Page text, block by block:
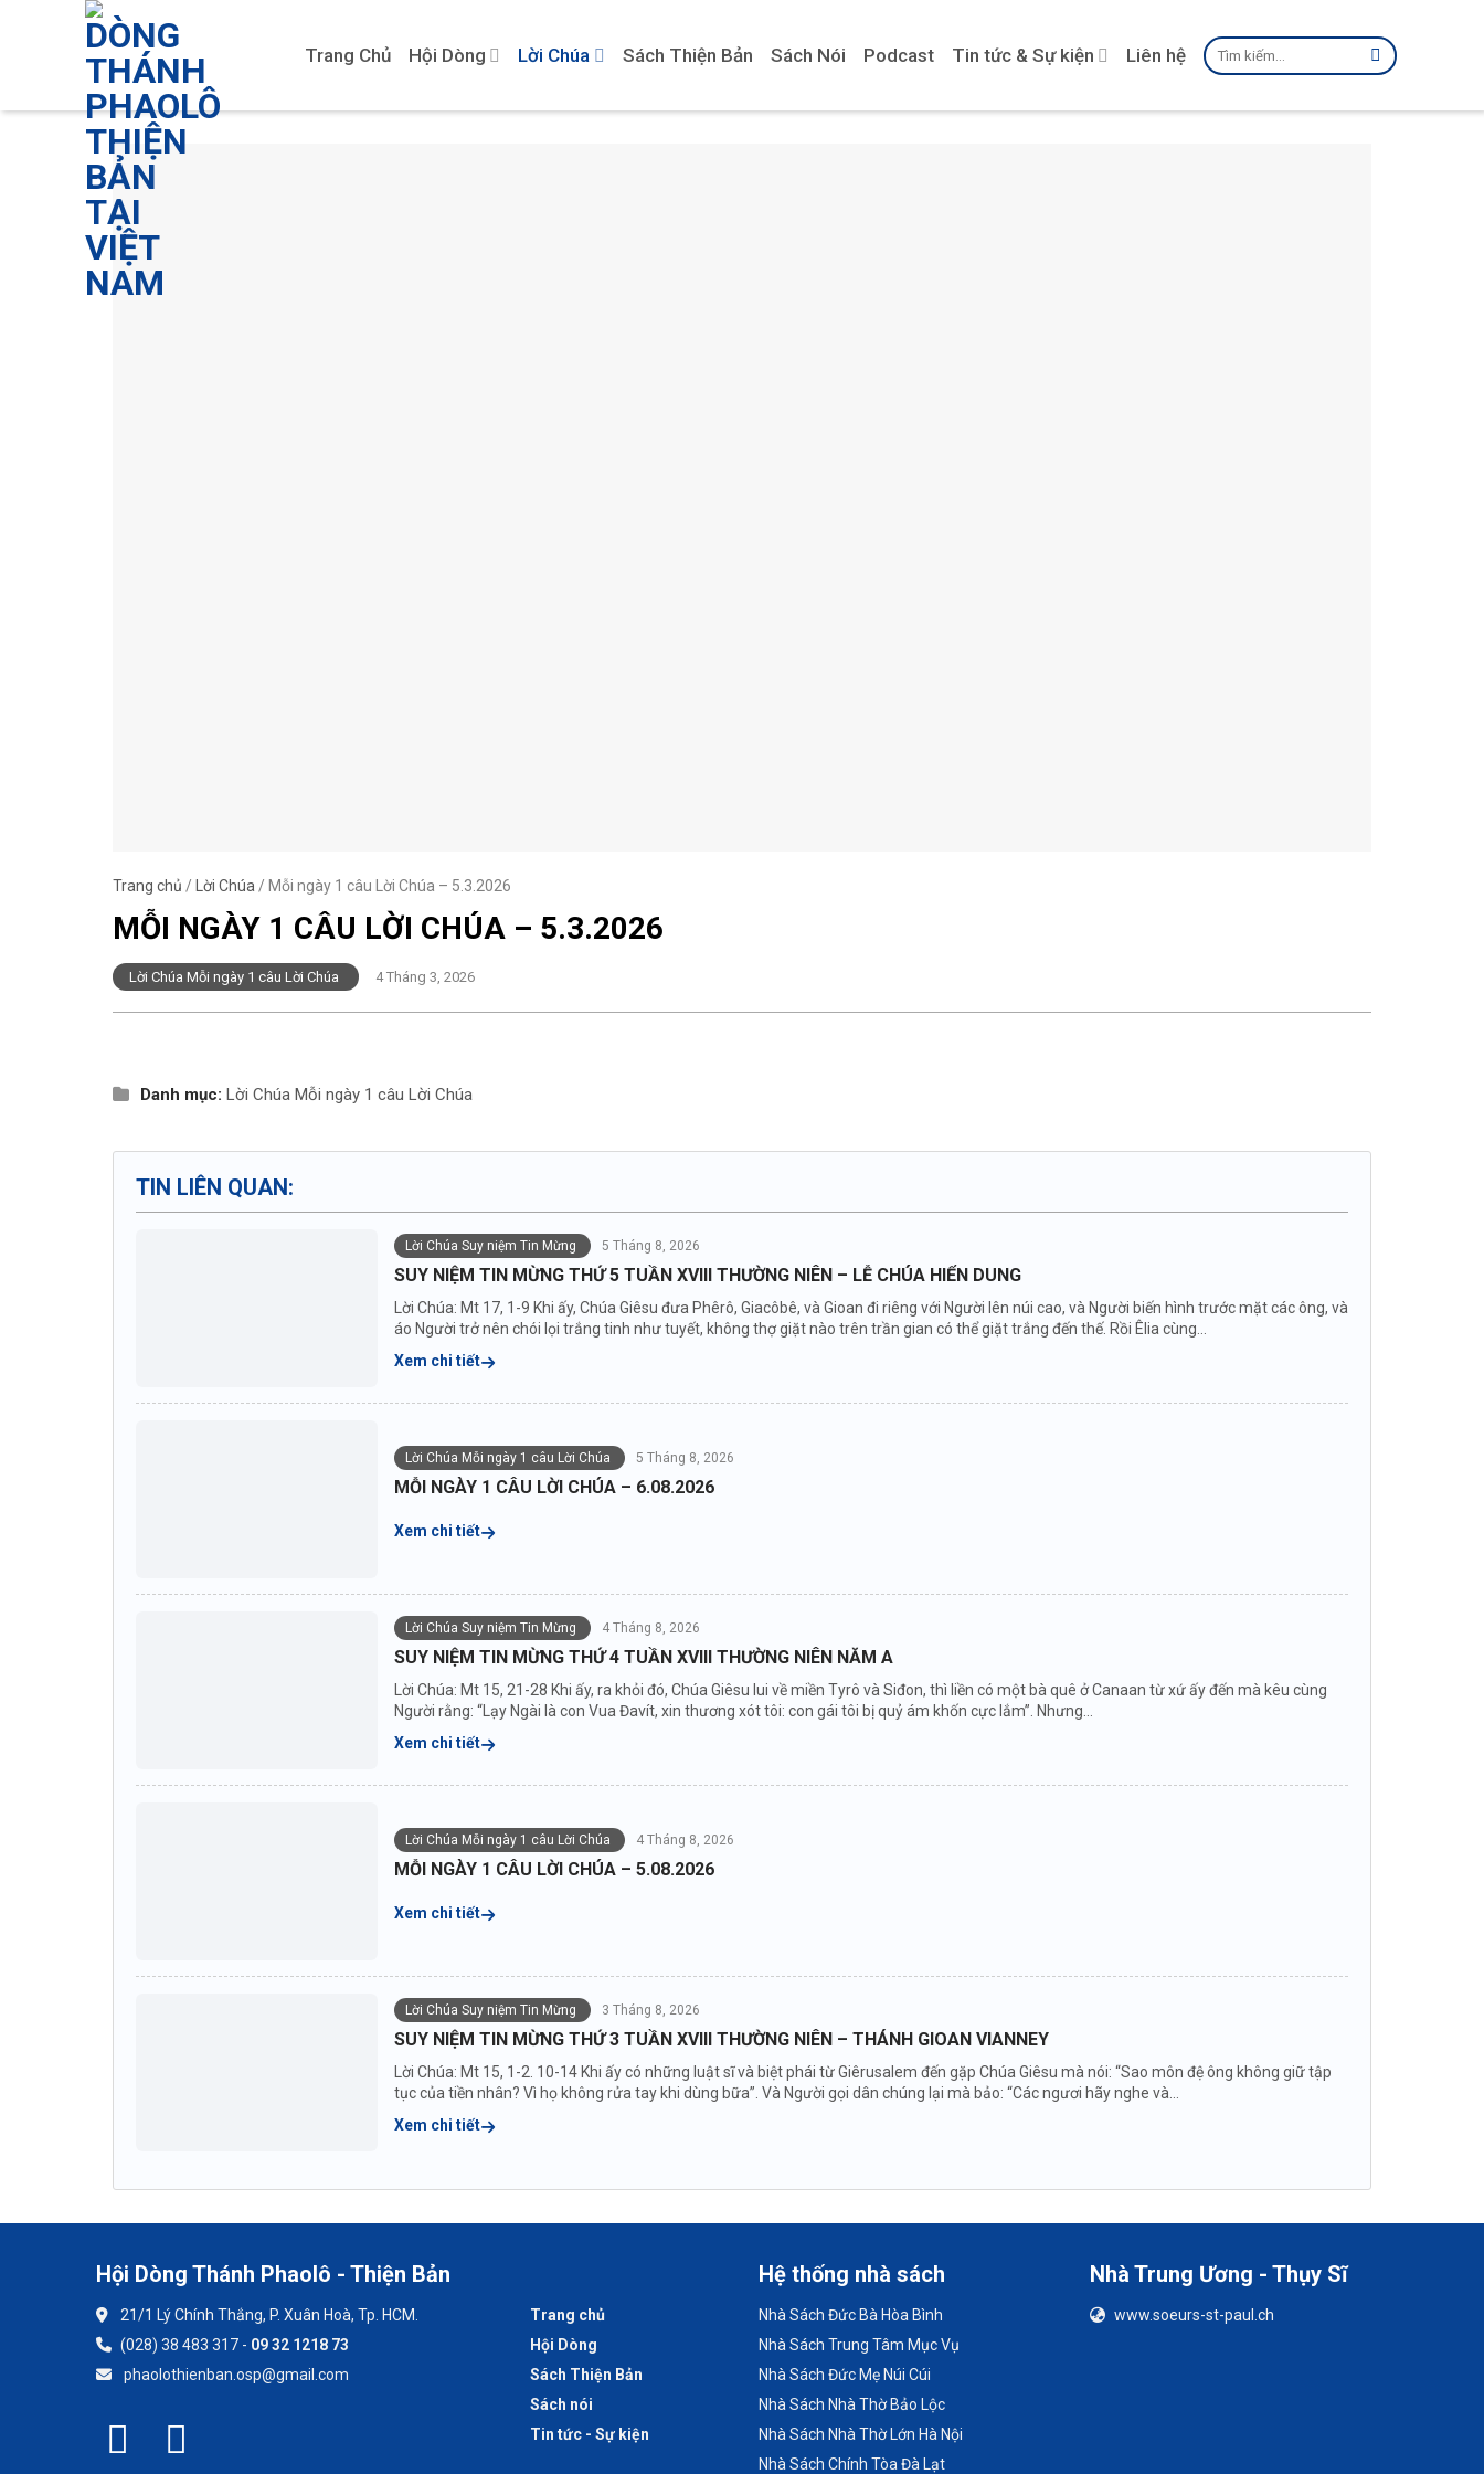
Trang Chủ Hội Dòng Lời Chúa Sách Thiện Bản Sách Nói Podcast Tin tức & Sự kiện Liên hệ
Tìm
kiếm:
Trang chủ / Lời Chúa/ Mỗi ngày 1 câu Lời Chúa – 5.3.2026
MỖI NGÀY 1 CÂU LỜI CHÚA – 5.3.2026
Lời Chúa Mỗi ngày 1 câu Lời Chúa 4 Tháng 3, 2026
Danh mục: Lời Chúa Mỗi ngày 1 câu Lời Chúa
TIN LIÊN QUAN:
Lời Chúa Suy niệm Tin Mừng 5 Tháng 8, 2026
SUY NIỆM TIN MỪNG THỨ 5 TUẦN XVIII THƯỜNG NIÊN – LỄ CHÚA HIỂN DUNG
Lời Chúa: Mt 17, 1-9 Khi ấy, Chúa Giêsu đưa Phêrô, Giacôbê, và Gioan đi riêng với Người lên núi cao, và Người biến hình trước mặt các ông, và
áo Người trở nên chói lọi trắng tinh như tuyết, không thợ giặt nào trên trần gian có thể giặt trắng đến thế. Rồi Êlia cùng...
Xem chi tiết
Lời Chúa Mỗi ngày 1 câu Lời Chúa 5 Tháng 8, 2026
MỖI NGÀY 1 CÂU LỜI CHÚA – 6.08.2026
Xem chi tiết
Lời Chúa Suy niệm Tin Mừng 4 Tháng 8, 2026
SUY NIỆM TIN MỪNG THỨ 4 TUẦN XVIII THƯỜNG NIÊN NĂM A
Lời Chúa: Mt 15, 21-28 Khi ấy, ra khỏi đó, Chúa Giêsu lui về miền Tyrô và Siđon, thì liền có một bà quê ở Canaan từ xứ ấy đến mà kêu cùng
Người rằng: “Lạy Ngài là con Vua Đavít, xin thương xót tôi: con gái tôi bị quỷ ám khốn cực lắm”. Nhưng...
Xem chi tiết
Lời Chúa Mỗi ngày 1 câu Lời Chúa 4 Tháng 8, 2026
MỖI NGÀY 1 CÂU LỜI CHÚA – 5.08.2026
Xem chi tiết
Lời Chúa Suy niệm Tin Mừng 3 Tháng 8, 2026
SUY NIỆM TIN MỪNG THỨ 3 TUẦN XVIII THƯỜNG NIÊN – THÁNH GIOAN VIANNEY
Lời Chúa: Mt 15, 1-2. 10-14 Khi ấy có những luật sĩ và biệt phái từ Giêrusalem đến gặp Chúa Giêsu mà nói: “Sao môn đệ ông không giữ tập
tục của tiền nhân? Vì họ không rửa tay khi dùng bữa”. Và Người gọi dân chúng lại mà bảo: “Các ngươi hãy nghe và...
Xem chi tiết
Hội Dòng Thánh Phaolô - Thiện Bản
21/1 Lý Chính Thắng, P. Xuân Hoà, Tp. HCM.
(028) 38 483 317 - 09 32 1218 73
phaolothienban.osp@gmail.com
Trang chủ
Hội Dòng
Sách Thiện Bản
Sách nói
Tin tức - Sự kiện
Hệ thống nhà sách
Nhà Sách Đức Bà Hòa Bình
Nhà Sách Trung Tâm Mục Vụ
Nhà Sách Đức Mẹ Núi Cúi
Nhà Sách Nhà Thờ Bảo Lộc
Nhà Sách Nhà Thờ Lớn Hà Nội
Nhà Sách Chính Tòa Đà Lạt
Nhà Trung Ương - Thụy Sĩ
www.soeurs-st-paul.ch